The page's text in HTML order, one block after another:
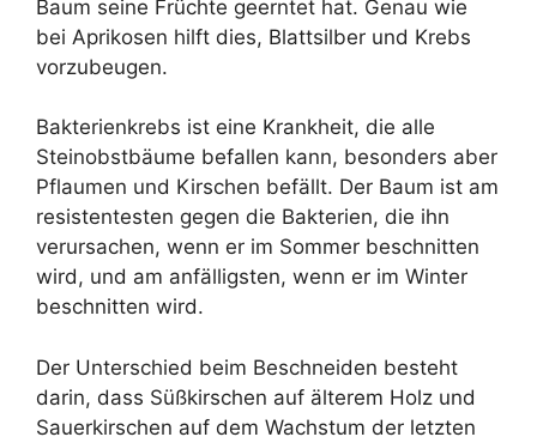
Baum seine Früchte geerntet hat. Genau wie
bei Aprikosen hilft dies, Blattsilber und Krebs
vorzubeugen.
Bakterienkrebs ist eine Krankheit, die alle
Steinobstbäume befallen kann, besonders aber
Pflaumen und Kirschen befällt. Der Baum ist am
resistentesten gegen die Bakterien, die ihn
verursachen, wenn er im Sommer beschnitten
wird, und am anfälligsten, wenn er im Winter
beschnitten wird.
Der Unterschied beim Beschneiden besteht
darin, dass Süßkirschen auf älterem Holz und
Sauerkirschen auf dem Wachstum der letzten